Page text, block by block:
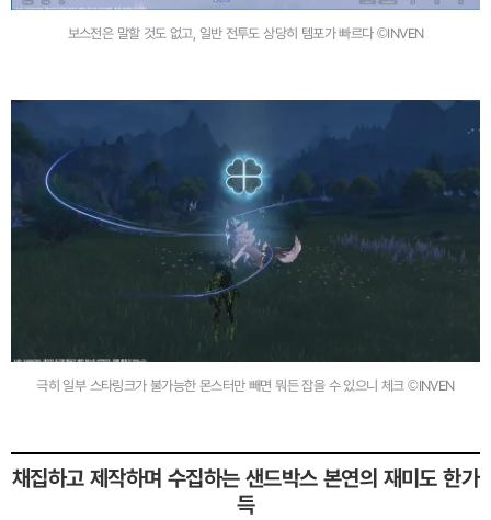
보스전은 말할 것도 없고, 일반 전투도 상당히 템포가 빠르다 ©INVEN
극히 일부 스타링크가 불가능한 몬스터만 빼면 뭐든 잡을 수 있으니 체크 ©INVEN
채집하고 제작하며 수집하는 샌드박스 본연의 재미도 한가
득